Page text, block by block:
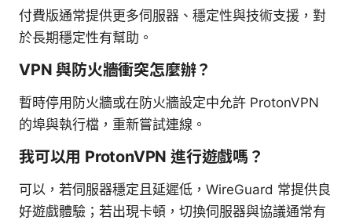
付費版通常提供更多伺服器、穩定性與技術支援，對
於長期穩定性有幫助。
VPN 與防火牆衝突怎麼辦？
暫時停用防火牆或在防火牆設定中允許 ProtonVPN
的埠與執行檔，重新嘗試連線。
我可以用 ProtonVPN 進行遊戲嗎？
可以，若伺服器穩定且延遲低，WireGuard 常提供良
好遊戲體驗；若出現卡頓，切換伺服器與協議通常有